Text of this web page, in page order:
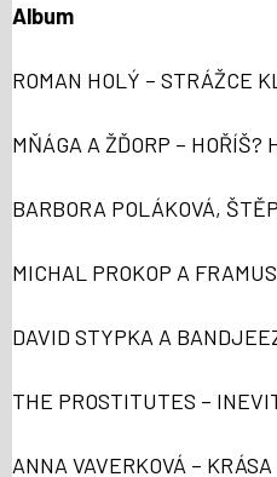
Album
ROMAN HOLÝ – STRÁŽCE
MŇÁGA A ŽĎORP – HOŘÍŠ?
BARBORA POLÁKOVÁ,
MICHAL PROKOP A
DAVID STYPKA A
THE PROSTITUTES –
ANNA VAVERKOVÁ – KRÁSA